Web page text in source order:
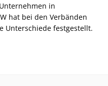
in
hat bei den Verbänden
Unterschiede festgestellt.